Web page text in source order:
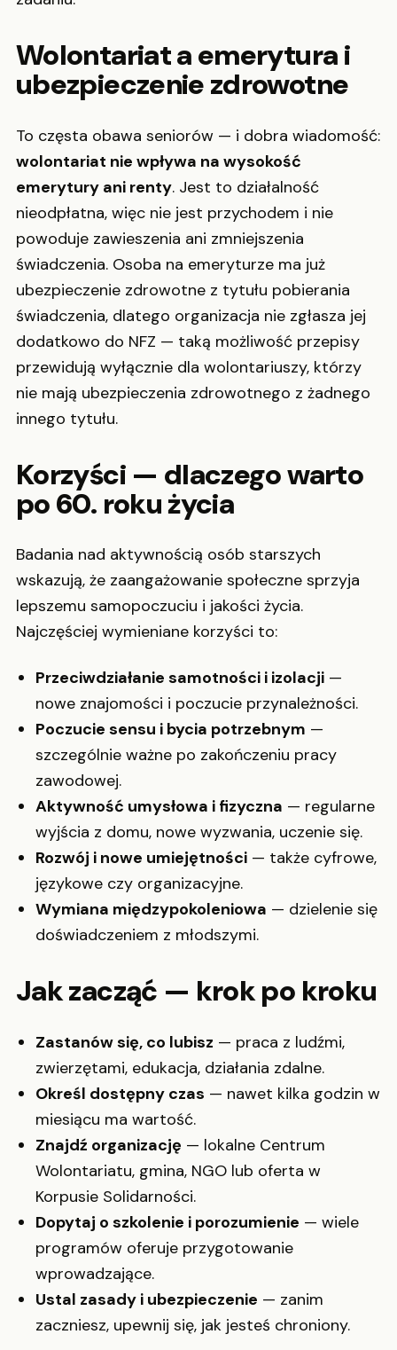
Wolontariat a emerytura i
ubezpieczenie zdrowotne
To częsta obawa seniorów — i dobra wiadomość:
wolontariat nie wpływa na wysokość
emerytury ani renty. Jest to działalność
nieodpłatna, więc nie jest przychodem i nie
powoduje zawieszenia ani zmniejszenia
świadczenia. Osoba na emeryturze ma już
ubezpieczenie zdrowotne z tytułu pobierania
świadczenia, dlatego organizacja nie zgłasza jej
dodatkowo do NFZ — taką możliwość przepisy
przewidują wyłącznie dla wolontariuszy, którzy
nie mają ubezpieczenia zdrowotnego z żadnego
innego tytułu.
Korzyści — dlaczego warto
po 60. roku życia
Badania nad aktywnością osób starszych
wskazują, że zaangażowanie społeczne sprzyja
lepszemu samopoczuciu i jakości życia.
Najczęściej wymieniane korzyści to:
Przeciwdziałanie samotności i izolacji —
nowe znajomości i poczucie przynależności.
Poczucie sensu i bycia potrzebnym —
szczególnie ważne po zakończeniu pracy
zawodowej.
Aktywność umysłowa i fizyczna — regularne
wyjścia z domu, nowe wyzwania, uczenie się.
Rozwój i nowe umiejętności — także cyfrowe,
językowe czy organizacyjne.
Wymiana międzypokoleniowa — dzielenie się
doświadczeniem z młodszymi.
Jak zacząć — krok po kroku
Zastanów się, co lubisz — praca z ludźmi,
zwierzętami, edukacja, działania zdalne.
Określ dostępny czas — nawet kilka godzin w
miesiącu ma wartość.
Znajdź organizację — lokalne Centrum
Wolontariatu, gmina, NGO lub oferta w
Korpusie Solidarności.
Dopytaj o szkolenie i porozumienie — wiele
programów oferuje przygotowanie
wprowadzające.
Ustal zasady i ubezpieczenie — zanim
zaczniesz, upewnij się, jak jesteś chroniony.